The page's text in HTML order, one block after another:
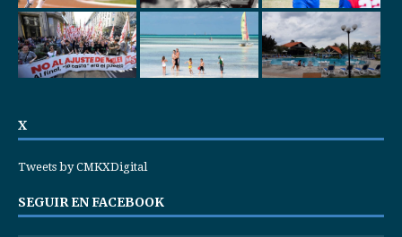
X
Tweets by CMKXDigital
SEGUIR EN FACEBOOK